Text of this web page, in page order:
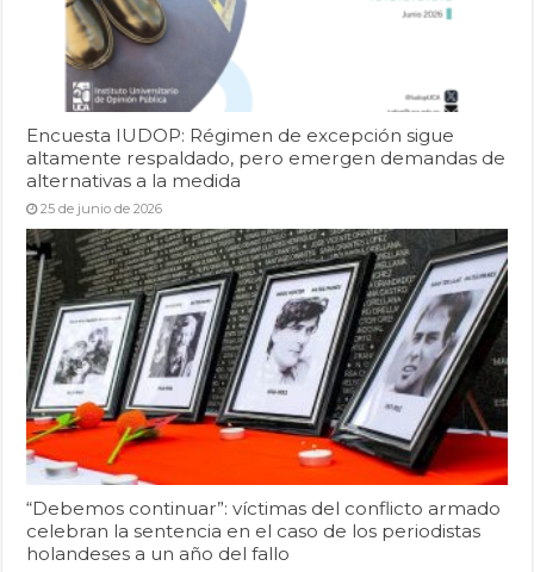
Encuesta IUDOP: Régimen de excepción sigue
altamente respaldado, pero emergen demandas de
alternativas a la medida
25 de junio de 2026
“Debemos continuar”: víctimas del conflicto armado
celebran la sentencia en el caso de los periodistas
holandeses a un año del fallo